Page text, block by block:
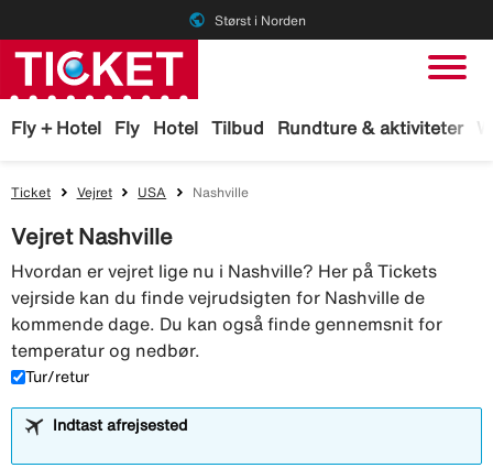
public Størst i Norden
Fly + Hotel Fly Hotel Tilbud Rundture & aktiviteter
Ticket Vejret USA Nashville
Vejret Nashville
Hvordan er vejret lige nu i Nashville? Her på Tickets
vejrside kan du finde vejrudsigten for Nashville de
kommende dage. Du kan også finde gennemsnit for
temperatur og nedbør.
Tur/retur
Indtast afrejsested